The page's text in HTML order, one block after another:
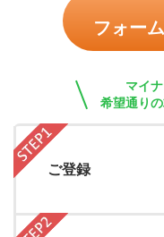
フォー
マイ
希望通り
ご登録